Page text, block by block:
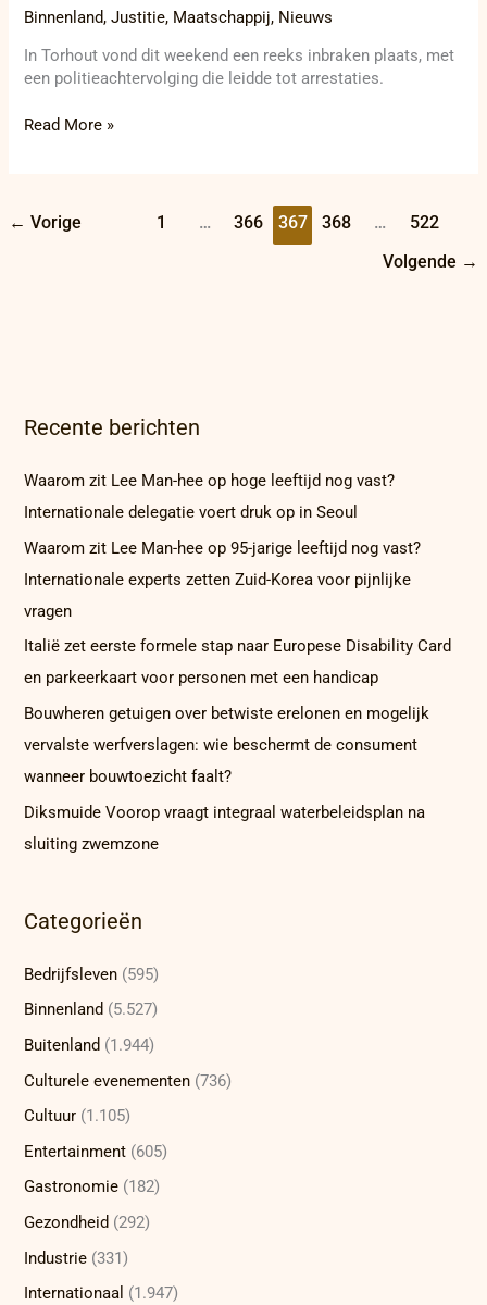
Binnenland,Justitie, Maatschappij, Nieuws
In Torhout vond dit weekend een reeks inbraken plaats, met
een politieachtervolging die leidde tot arrestaties.
Read More »
← Vorige 1 … 366 367 368 … 522
Volgende →
Recente berichten
Waarom zit Lee Man-hee op hoge leeftijd nog vast?
Internationale delegatie voert druk op in Seoul
Waarom zit Lee Man-hee op 95-jarige leeftijd nog vast?
Internationale experts zetten Zuid-Korea voor pijnlijke
vragen
Italië zet eerste formele stap naar Europese Disability Card
en parkeerkaart voor personen met een handicap
Bouwheren getuigen over betwiste erelonen en mogelijk
vervalste werfverslagen: wie beschermt de consument
wanneer bouwtoezicht faalt?
Diksmuide Voorop vraagt integraal waterbeleidsplan na
sluiting zwemzone
Categorieën
Bedrijfsleven (595)
Binnenland (5.527)
Buitenland (1.944)
Culturele evenementen (736)
Cultuur (1.105)
Entertainment (605)
Gastronomie (182)
Gezondheid (292)
Industrie (331)
Internationaal (1.947)